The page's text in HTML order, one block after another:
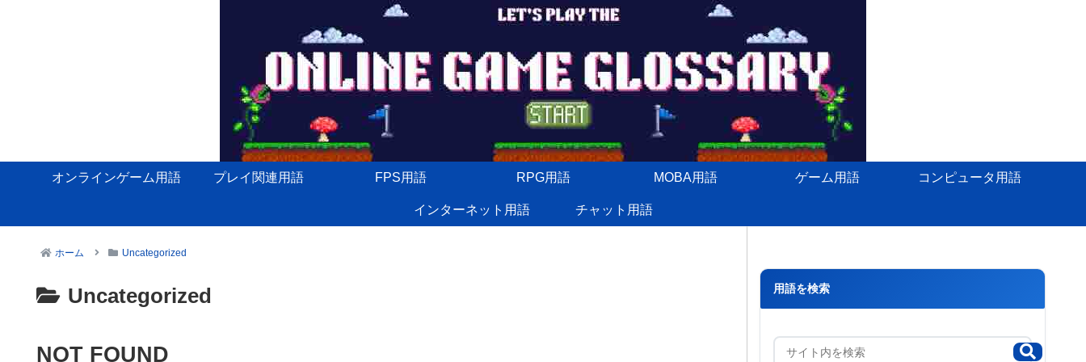
オンラインゲーム用語 プレイ関連用語 FPS用語 RPG用語 MOBA用語 ゲーム用語 コンピュータ用語
インターネット用語 チャット用語
ホーム Uncategorized
Uncategorized
NOT FOUND
用語を検索